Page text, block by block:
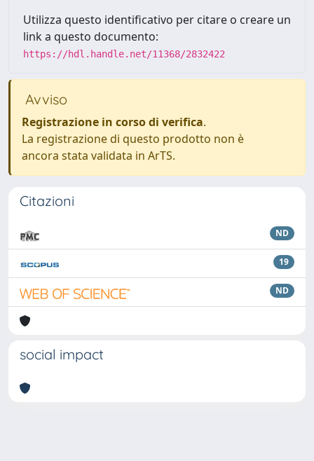
Utilizza questo identificativo per citare o creare un
link a questo documento:
https://hdl.handle.net/11368/2832422
Avviso
Registrazione in corso di verifica.
La registrazione di questo prodotto non è
ancora stata validata in ArTS.
Citazioni
ND
19
ND
social impact